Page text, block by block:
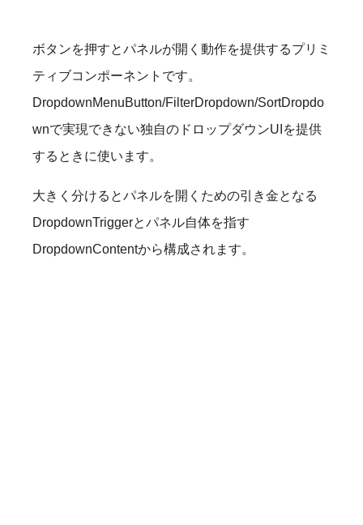
ボタンを押すとパネルが開く動作を提供するプリミ
ティブコンポーネントです。
DropdownMenuButton/FilterDropdown/SortDropdo
wnで実現できない独自のドロップダウンUIを提供
するときに使います。
大きく分けるとパネルを開くための引き金となる
DropdownTriggerとパネル自体を指す
DropdownContentから構成されます。